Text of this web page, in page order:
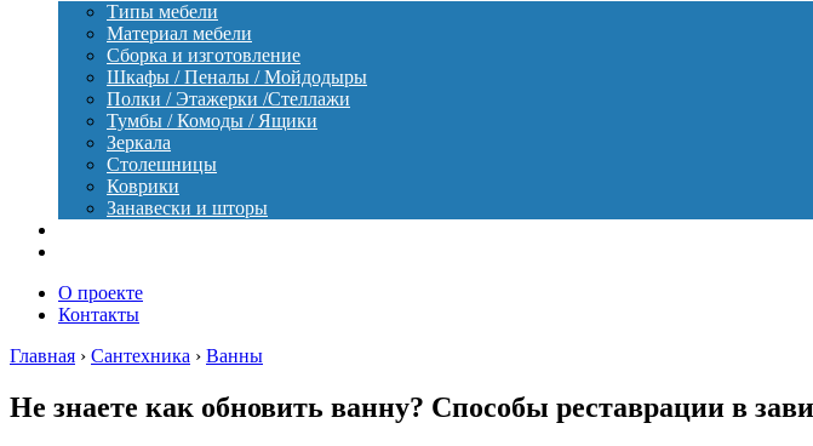
Типы мебели
Материал мебели
Сборка и изготовление
Шкафы / Пеналы / Мойдодыры
Полки / Этажерки /Стеллажи
Тумбы / Комоды / Ящики
Зеркала
Столешницы
Коврики
Занавески и шторы
О проекте
Контакты
Главная › Сантехника › Ванны
Не знаете как обновить ванну? Способы реставрации в